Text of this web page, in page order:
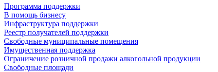
Программа поддержки
В помощь бизнесу
Инфраструктура поддержки
Реестр получателей поддержки
Свободные муниципальные помещения
Имущественная поддержка
Ограничение розничной продажи алкогольной продукции
Свободные площади